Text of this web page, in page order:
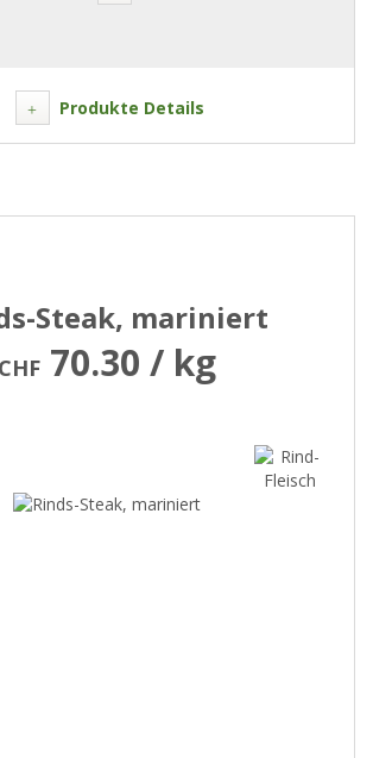
Produkte Details
Steak, mariniert
CHF 70.30 / kg